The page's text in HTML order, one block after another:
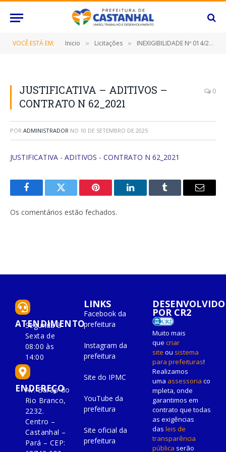
VOCÊ ESTÁ EM: Inicio » Licitações » INEXIGIBILIDADE Nº 014/2021 (CONTRATAÇÃO DE PESSOA JURÍDICA PARA REALIZAÇÃO DE SERVIÇOS ESPECIALIZADOS NO FORNECIMENTO DE LICENÇA DE USO DE SISTEMAS DE INFORMÁTICA)
JUSTIFICATIVA – ADITIVOS –
CONTRATO N 62_2021
0
POR ADMINISTRADOR NO 10 DE SETEMBRO DE 2025
JUSTIFICATIVA - ADITIVOS - CONTRATO N 62_2021
FacebookTwitter Pinterest O
Tumblr
E-
Os comentários estão fechados.
ATENDIMENTO
Segunda à
Sexta de
08:00 às
14:00
ENDEREÇO
Av. Barão do
Rio Branco,
2232.
Centro –
Castanhal –
Pará – CEP:
LINKS
Facebook da
prefeitura
Instagram da
prefeitura
Site do IPMC
YouTube da
prefeitura
Site oficial da
prefeitura
DESENVOLVIDO
POR CR2
Muito mais
que criar
site ou sistema
para prefeituras!
Realizamos
uma assessoria co
mpleta, onde
garantimos em
contrato que todas
as exigências
das leis de
transparência
pública serão